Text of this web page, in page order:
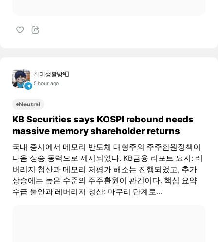
취미생활방📮
5 hour ago
Neutral
KB Securities says KOSPI rebound needs
massive memory shareholder returns
국내 증시에서 메모리 반도체 대형주의 주주환원정책이
다음 상승 동력으로 제시되었다. KB금융 리포트 요지: 레
버리지 청산과 메모리 저평가 해소는 진행되었고, 추가
상승에는 높은 수준의 주주환원이 관건이다. 핵심 요약
수급 불안과 레버리지 청산: 마무리 단계로...